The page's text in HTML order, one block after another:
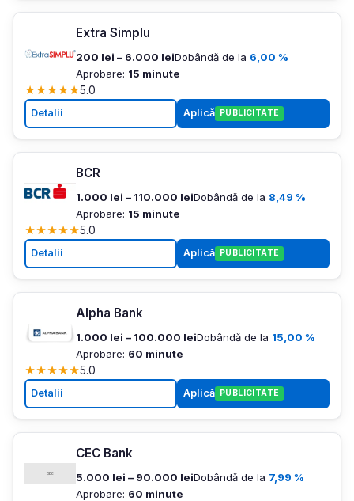
Extra Simplu
200 lei – 6.000 leiDobândă de la 6,00 %
Aprobare: 15 minute
★★★★★5.0
Detalii Aplică PUBLICITATE
BCR
1.000 lei – 110.000 leiDobândă de la 8,49 %
Aprobare: 15 minute
★★★★★5.0
Detalii Aplică PUBLICITATE
Alpha Bank
1.000 lei – 100.000 leiDobândă de la 15,00 %
Aprobare: 60 minute
★★★★★5.0
Detalii Aplică PUBLICITATE
CEC Bank
5.000 lei – 90.000 leiDobândă de la 7,99 %
Aprobare: 60 minute